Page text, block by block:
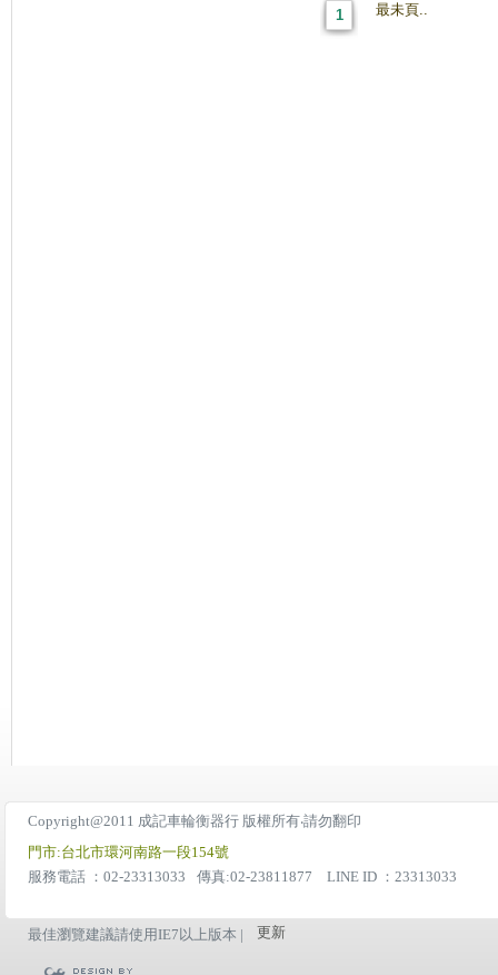
1 最未頁..
Copyright@2011 成記車輪衡器行 版權所有‧請勿翻印
門市:台北市環河南路一段154號
服務電話 ：02-23313033
傳真:02-23811877 LINE ID ：23313033
最佳瀏覽建議請使用IE7以上版本 | 更新